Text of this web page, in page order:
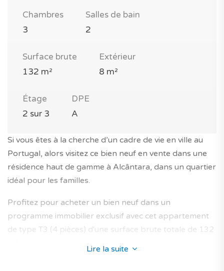
Chambres
3
Salles de bain
2
Surface brute
132 m²
Extérieur
8 m²
Étage
2 sur 3
DPE
A
Si vous êtes à la cherche d’un cadre de vie en ville au
Portugal, alors visitez ce bien neuf en vente dans une
résidence haut de gamme à Alcântara, dans un quartier
idéal pour les familles.
Profitez pour acheter un bien neuf dans un
programme immobilier exclusif avec cet appartement
de type T3 (4 pièces) d'une surface brute totale de 132
Lire la suite